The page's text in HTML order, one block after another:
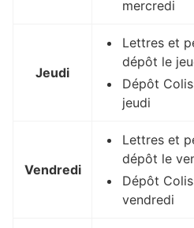
mercredi
Jeudi
Lettres et
dépôt le
Dépôt
jeudi
Vendredi
Lettres et
dépôt le
Dépôt
vendredi